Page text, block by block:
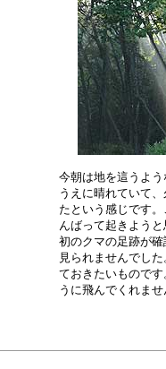
今朝は地を這うよ
うえに晴れていて
たという感じです
んばって起きよう
初のクマの足跡が
見られませんでし
ておきたいもので